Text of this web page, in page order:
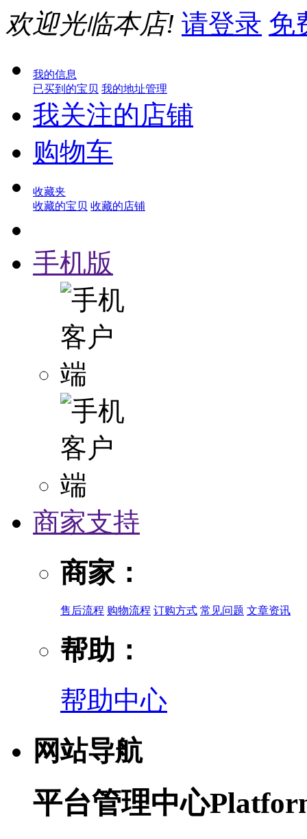
欢迎光临本店! 请登录 免
我的信息
已买到的宝贝 我的地址管理
我关注的店铺
购物车
收藏夹
收藏的宝贝 收藏的店铺
手机版
商家支持
商家：
售后流程 购物流程 订购方式 常见问题 文章资讯
帮助：
帮助中心
网站导航
平台管理中心